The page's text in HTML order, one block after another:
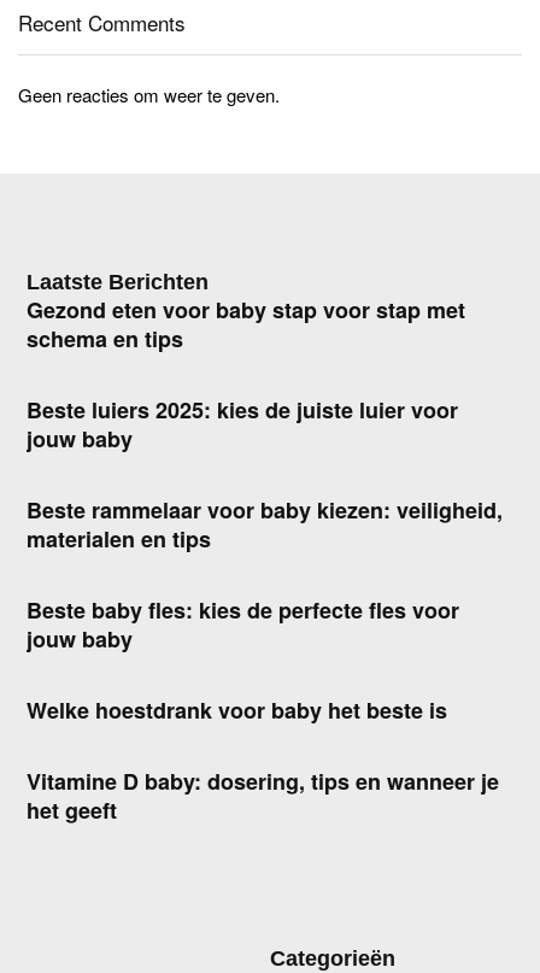
Recent Comments
Geen reacties om weer te geven.
Categorieën
Laatste Berichten
Gezond eten voor baby stap voor stap met
schema en tips
Beste luiers 2025: kies de juiste luier voor
jouw baby
Beste rammelaar voor baby kiezen: veiligheid,
materialen en tips
Beste baby fles: kies de perfecte fles voor
jouw baby
Welke hoestdrank voor baby het beste is
Vitamine D baby: dosering, tips en wanneer je
het geeft